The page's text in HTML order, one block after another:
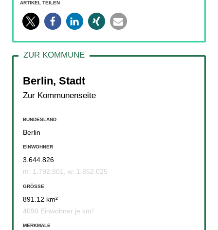
ARTIKEL TEILEN
Berlin, Stadt
Zur Kommunenseite
BUNDESLAND
Berlin
EINWOHNER
3.644.826
m: 1.792.801, w: 1.852.025
GRÖSSE
891.12 km²
4090 Einwohner je km²
MERKMALE